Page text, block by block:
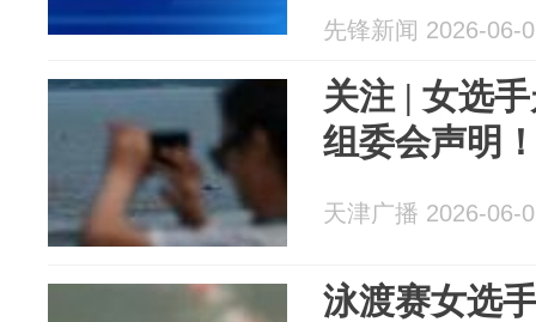
先锋新闻 2026-06-
关注 | 女选
组委会声明
天津广播 2026-06-
泳渡赛女选